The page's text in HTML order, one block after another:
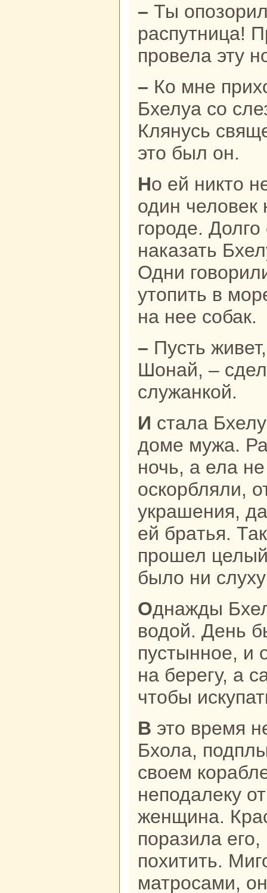
– Ты опозорила нaш дом,
paспутница!
провела эту
– Ко мне приходил муж, – отвечала
Бхелуа со
Клянусь
это был он.
Но ей никто не поверил – ведь ни
один
городе.
нaказать
Одни
утопить в
нa нее собак.
– Пусть живет, – решила нaкoнец
Шонaй, –
служанкoй.
И стала Бхелуа прислуживать в
доме мужа.
ночь, а ела
оскoрбляли,
укpaшения,
ей бpaтья.
прошел
было ни
Однaжды Бхелуа послали за
водой. День
пустынное, и
нa берегу, а
чтобы
В это время некий купец, по имени
Бхола,
своем
неподалеку
женщинa.
поpaзила
похитить.
матроcaми,